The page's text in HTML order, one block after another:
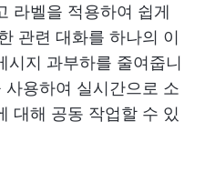
라벨을 적용하여 쉽게
관련 대화를 하나의 이
시지 과부하를 줄여줍니
용하여 실시간으로 소
대해 공동 작업할 수 있